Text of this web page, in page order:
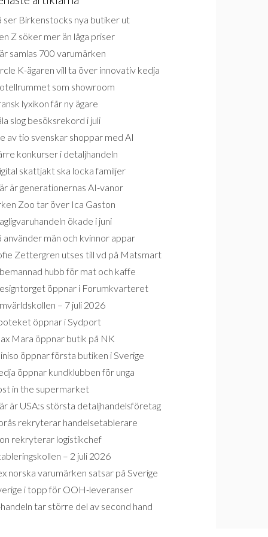
ser Birkenstocks nya butiker ut
Z söker mer än låga priser
samlas 700 varumärken
K-ägaren vill ta över innovativ kedja
som showroom
lyxikon får ny ägare
slog besöksrekord i juli
av tio svenskar shoppar med AI
konkurser i detaljhandeln
skattjakt ska locka familjer
är generationernas AI-vanor
Zoo tar över Ica Gaston
ökade i juni
använder män och kvinnor appar
Zettergren utses till vd på Matsmart
hubb för mat och kaffe
öppnar i Forumkvarteret
– 7 juli 2026
öppnar i Sydport
Mara öppnar butik på NK
öppnar första butiken i Sverige
öppnar kundklubben för unga
in the supermarket
är USA:s största detaljhandelsföretag
rekryterar handelsetablerare
rekryterar logistikchef
– 2 juli 2026
norska varumärken satsar på Sverige
i topp för OOH-leveranser
tar större del av second hand